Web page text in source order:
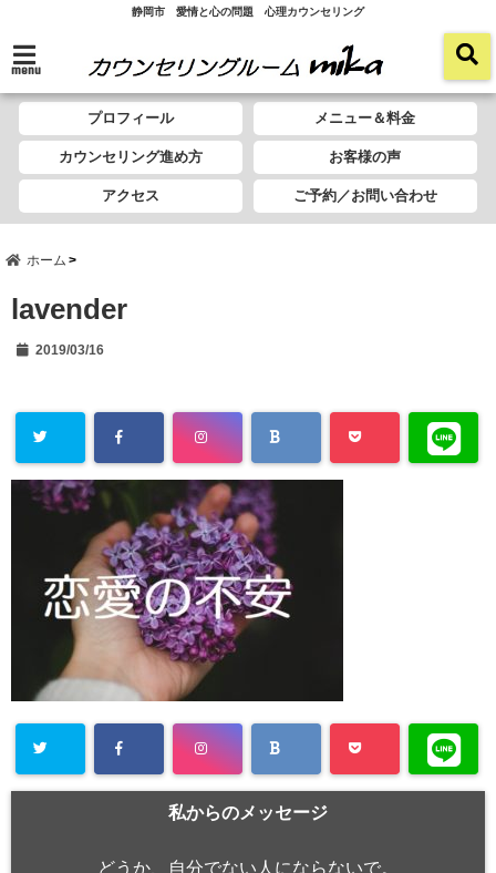
静岡市 愛情と心の問題 心理カウンセリング
menu
プロフィール メニュー＆料金
カウンセリング進め方 お客様の声
アクセス ご予約／お問い合わせ
ホーム
lavender
2019/03/16
私からのメッセージ
どうか、自分でない人にならないで。